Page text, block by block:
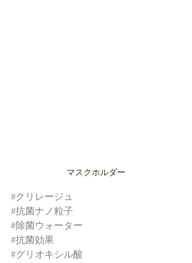
マスクホルダー
#クリレージュ
#抗菌ナノ粒子
#除菌ウォーター
#抗菌効果
#グリオキシル酸